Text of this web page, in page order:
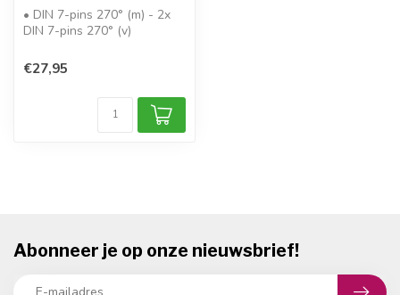
• DIN 7-pins 270° (m) - 2x
DIN 7-pins 270° (v)
audio + d...
€27,95
Abonneer je op onze nieuwsbrief!